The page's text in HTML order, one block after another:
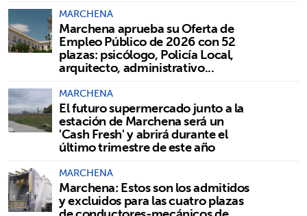
MARCHENA
Marchena aprueba su Oferta de
Empleo Público de 2026 con 52
plazas: psicólogo, Policía Local,
arquitecto, administrativo...
MARCHENA
El futuro supermercado junto a la
estación de Marchena será un
'Cash Fresh' y abrirá durante el
último trimestre de este año
MARCHENA
Marchena: Estos son los admitidos
y excluidos para las cuatro plazas